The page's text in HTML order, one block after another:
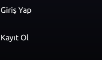
Giriş Yap
Kayıt Ol